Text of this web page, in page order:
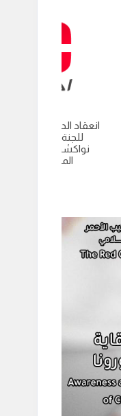
انعقاد الدورة العادية
للجنة الاسلامية
نواكشوط-
الموريتانية 9 يوليو 2026م